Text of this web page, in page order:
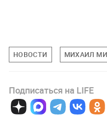
НОВОСТИ МИХАИЛ
Подписаться на LIFE